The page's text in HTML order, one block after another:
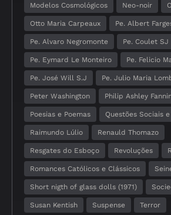
Modelos Cosmológicos Neo-noir
Otto Maria Carpeaux Pe. Albert
Pe. Alvaro Negromonte Pe. Coulet SJ
Pe. Eymard Le Monteiro Pe. Felicio
Pe. José Will S.J Pe. Julio Maria
Peter Washington Philip Ashley
Poesias e Poemas Questões Sociais
Raimundo Lúlio Renauld Thomazo
Resgates do Esboço Revoluções
Romances Católicos e Clássicos
Short nigth of glass dolls (1971)
Susan Kentish Suspense Terror